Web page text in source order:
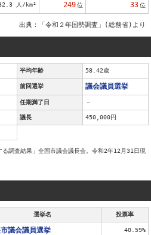
人/km² 249 位 33 位
出典：「令和２年国勢調査」(総務省)より
平均年齢 58.42歳
前回選挙 議会議員選挙
任期満了日 －
議長 450,000円
調査結果」全国市議会議長会。令和2年12月31日現
選挙名 投票率
議会議員選挙 40.59%